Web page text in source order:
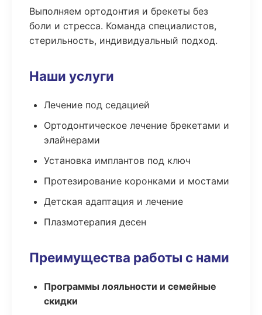
Выполняем ортодонтия и брекеты без
боли и стресса. Команда специалистов,
стерильность, индивидуальный подход.
Наши услуги
Лечение под седацией
Ортодонтическое лечение брекетами и
элайнерами
Установка имплантов под ключ
Протезирование коронками и мостами
Детская адаптация и лечение
Плазмотерапия десен
Преимущества работы с нами
Программы лояльности и семейные
скидки